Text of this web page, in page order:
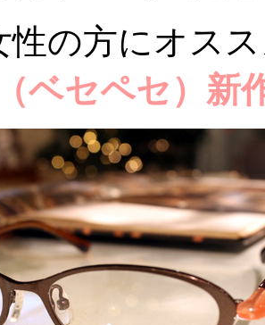
性の方にオス
ベセペセ）